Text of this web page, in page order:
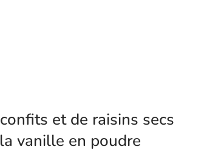
et de raisins secs
vanille en poudre